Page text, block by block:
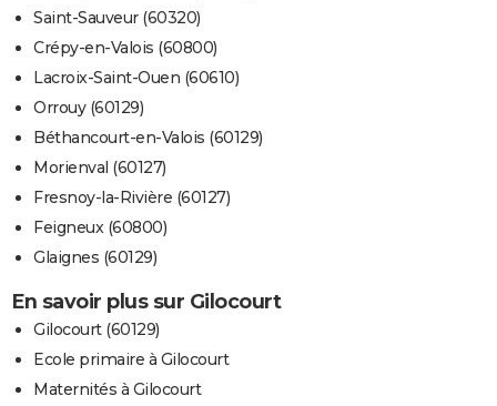
Saint-Sauveur (60320)
Crépy-en-Valois (60800)
Lacroix-Saint-Ouen (60610)
Orrouy (60129)
Béthancourt-en-Valois (60129)
Morienval (60127)
Fresnoy-la-Rivière (60127)
Feigneux (60800)
Glaignes (60129)
En savoir plus sur Gilocourt
Gilocourt (60129)
Ecole primaire à Gilocourt
Maternités à Gilocourt